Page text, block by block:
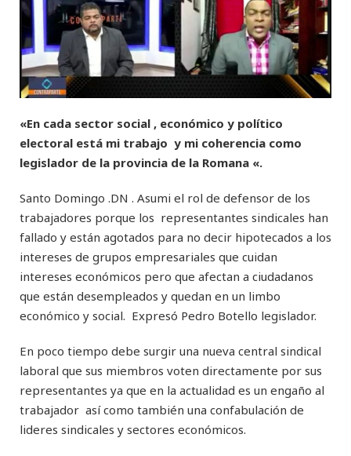
«En cada sector social , económico y político
electoral está mi trabajo y mi coherencia como
legislador de la provincia de la Romana «.
Santo Domingo .DN . Asumi el rol de defensor de los
trabajadores porque los representantes sindicales han
fallado y están agotados para no decir hipotecados a los
intereses de grupos empresariales que cuidan
intereses económicos pero que afectan a ciudadanos
que están desempleados y quedan en un limbo
económico y social. Expresó Pedro Botello legislador.
En poco tiempo debe surgir una nueva central sindical
laboral que sus miembros voten directamente por sus
representantes ya que en la actualidad es un engaño al
trabajador así como también una confabulación de
lideres sindicales y sectores económicos.